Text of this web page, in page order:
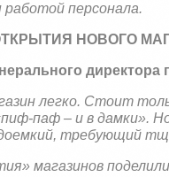
персонала.
НОВОГО
легко. Стоит
паф – и в дамки».
требующий
магазинов